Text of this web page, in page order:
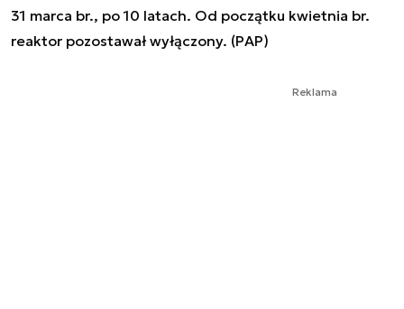
31 marca br., po 10 latach. Od początku kwietnia br.
reaktor pozostawał wyłączony. (PAP)
Reklama